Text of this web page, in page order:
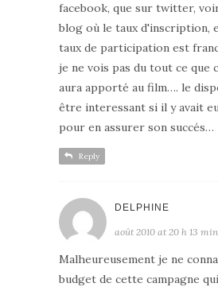
facebook, que sur twitter,
blog où le taux d'inscription,
taux de participation est
je ne vois pas du tout ce que
aura apporté au film…. le
être interessant si il y avait
pour en assurer son succés…
Reply
DELPHINE
août 2010 at 20 h 13 min
Malheureusement je ne
budget de cette campagne